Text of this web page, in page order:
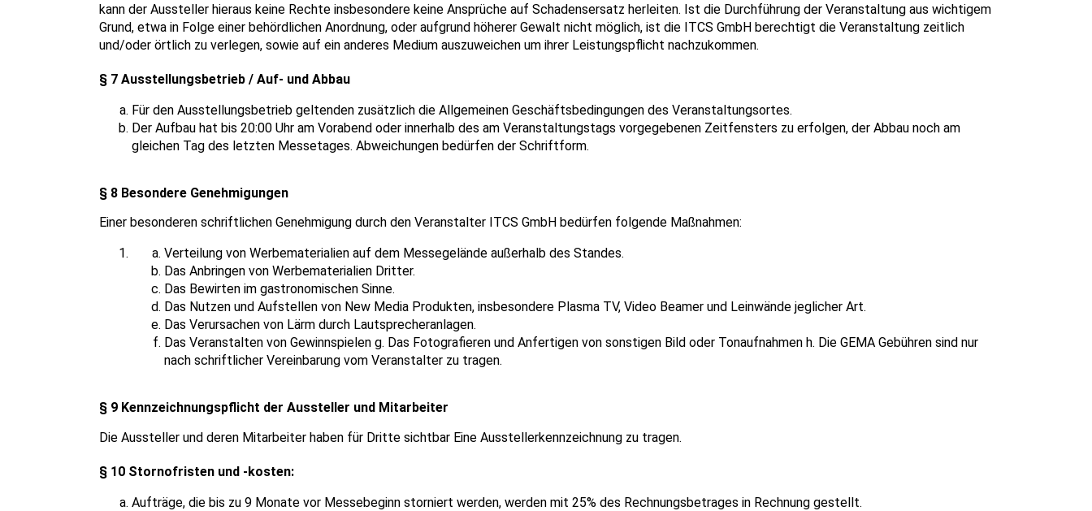
kann der Aussteller hieraus keine Rechte insbesondere keine Ansprüche auf Schadensersatz herleiten. Ist die Durchführung der Veranstaltung aus wichtigem
Grund, etwa in Folge einer behördlichen Anordnung, oder aufgrund höherer Gewalt nicht möglich, ist die ITCS GmbH berechtigt die Veranstaltung zeitlich
und/oder örtlich zu verlegen, sowie auf ein anderes Medium auszuweichen um ihrer Leistungspflicht nachzukommen.
§ 7 Ausstellungsbetrieb / Auf- und Abbau
Für den Ausstellungsbetrieb geltenden zusätzlich die Allgemeinen Geschäftsbedingungen des Veranstaltungsortes.
Der Aufbau hat bis 20:00 Uhr am Vorabend oder innerhalb des am Veranstaltungstags vorgegebenen Zeitfensters zu erfolgen, der Abbau noch am
gleichen Tag des letzten Messetages. Abweichungen bedürfen der Schriftform.
§ 8 Besondere Genehmigungen
Einer besonderen schriftlichen Genehmigung durch den Veranstalter ITCS GmbH bedürfen folgende Maßnahmen:
Verteilung von Werbematerialien auf dem Messegelände außerhalb des Standes.
Das Anbringen von Werbematerialien Dritter.
Das Bewirten im gastronomischen Sinne.
Das Nutzen und Aufstellen von New Media Produkten, insbesondere Plasma TV, Video Beamer und Leinwände jeglicher Art.
Das Verursachen von Lärm durch Lautsprecheranlagen.
Das Veranstalten von Gewinnspielen g. Das Fotografieren und Anfertigen von sonstigen Bild oder Tonaufnahmen h. Die GEMA Gebühren sind nur
nach schriftlicher Vereinbarung vom Veranstalter zu tragen.
§ 9 Kennzeichnungspflicht der Aussteller und Mitarbeiter
Die Aussteller und deren Mitarbeiter haben für Dritte sichtbar Eine Ausstellerkennzeichnung zu tragen.
§ 10 Stornofristen und -kosten:
Aufträge, die bis zu 9 Monate vor Messebeginn storniert werden, werden mit 25% des Rechnungsbetrages in Rechnung gestellt.